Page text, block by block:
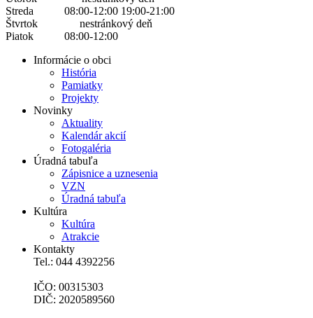
Streda 08:00-12:00 19:00-21:00
Štvrtok nestránkový deň
Piatok 08:00-12:00
Informácie o obci
História
Pamiatky
Projekty
Novinky
Aktuality
Kalendár akcií
Fotogaléria
Úradná tabuľa
Zápisnice a uznesenia
VZN
Úradná tabuľa
Kultúra
Kultúra
Atrakcie
Kontakty
Tel.: 044 4392256
IČO: 00315303
DIČ: 2020589560